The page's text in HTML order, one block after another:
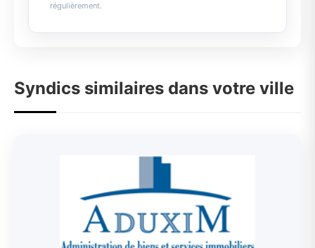
régulièrement.
Syndics similaires dans votre ville